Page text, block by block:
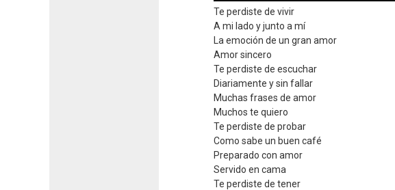
Te perdiste de vivir
A mi lado y junto a mí
La emoción de un gran amor
Amor sincero
Te perdiste de escuchar
Diariamente y sin fallar
Muchas frases de amor
Muchos te quiero
Te perdiste de probar
Como sabe un buen café
Preparado con amor
Servido en cama
Te perdiste de tener